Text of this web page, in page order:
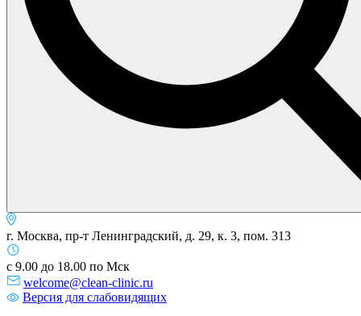
г. Москва, пр-т Ленинградский, д. 29, к. 3, пом. 313
с 9.00 до 18.00 по Мск
welcome@clean-clinic.ru
Версия для слабовидящих